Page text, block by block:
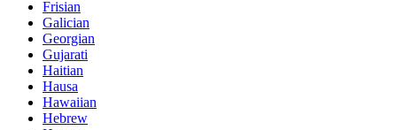
Frisian
Galician
Georgian
Gujarati
Haitian
Hausa
Hawaiian
Hebrew